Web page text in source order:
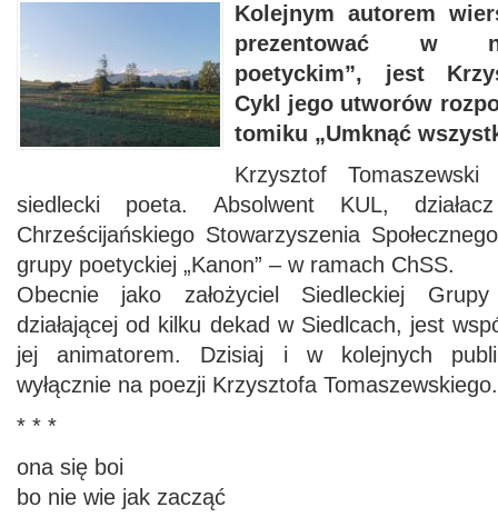
Kolejnym autorem
prezentować w
poetyckim”, jest
Cykl jego utworów
tomiku „Umknąć
Krzysztof
siedlecki poeta. Absolwent KUL,
Chrześcijańskiego Stowarzyszenia
grupy poetyckiej „Kanon” – w ramach ChSS.
Obecnie jako założyciel Siedleckiej Grupy
działającej od kilku dekad w Siedlcach, jest
jej animatorem. Dzisiaj i w kolejnych
wyłącznie na poezji Krzysztofa Tomaszewskiego.
* * *
ona się boi
bo nie wie jak zacząć